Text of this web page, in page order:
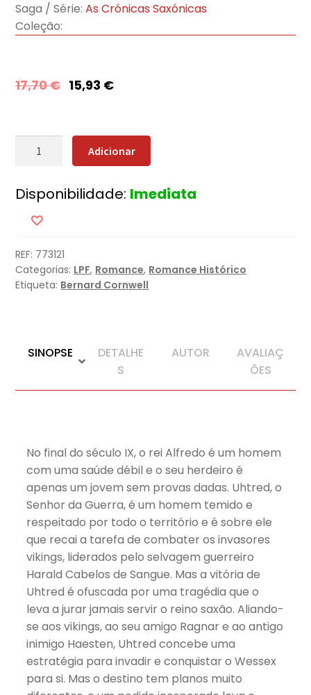
Saga / Série: As Crónicas Saxónicas
Coleção:
17,70€ 15,93 €
Quantidade
em
Chamas
Adicionar
Disponibilidade: Imediata
REF: 773121
Categorias: LPF, Romance, Romance Histórico
Etiqueta: Bernard Cornwell
SINOPSE
DETALHE
S
AUTOR
AVALIAÇ
ÕES
No final do século IX, o rei Alfredo é um homem
com uma saúde débil e o seu herdeiro é
apenas um jovem sem provas dadas. Uhtred, o
Senhor da Guerra, é um homem temido e
respeitado por todo o território e é sobre ele
que recai a tarefa de combater os invasores
vikings, liderados pelo selvagem guerreiro
Harald Cabelos de Sangue. Mas a vitória de
Uhtred é ofuscada por uma tragédia que o
leva a jurar jamais servir o reino saxão. Aliando-
se aos vikings, ao seu amigo Ragnar e ao antigo
inimigo Haesten, Uhtred concebe uma
estratégia para invadir e conquistar o Wessex
para si. Mas o destino tem planos muito